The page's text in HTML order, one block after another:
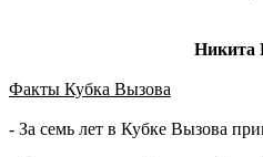
Никита
Факты Кубка Вызова
- За семь лет в Кубке Вызова